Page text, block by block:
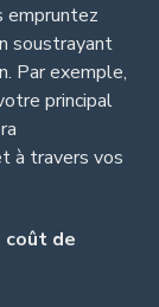
empruntez
soustrayant
Par exemple,
principal
à travers vos
de